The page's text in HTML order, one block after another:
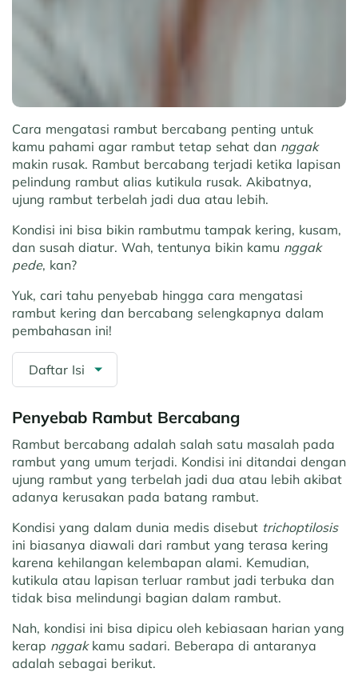
Cara mengatasi rambut bercabang penting untuk
kamu pahami agar rambut tetap sehat dan nggak
makin rusak. Rambut bercabang terjadi ketika lapisan
pelindung rambut alias kutikula rusak. Akibatnya,
ujung rambut terbelah jadi dua atau lebih.
Kondisi ini bisa bikin rambutmu tampak kering, kusam,
dan susah diatur. Wah, tentunya bikin kamu nggak
pede, kan?
Yuk, cari tahu penyebab hingga cara mengatasi
rambut kering dan bercabang selengkapnya dalam
pembahasan ini!
Daftar Isi
Penyebab Rambut Bercabang
Rambut bercabang adalah salah satu masalah pada
rambut yang umum terjadi. Kondisi ini ditandai dengan
ujung rambut yang terbelah jadi dua atau lebih akibat
adanya kerusakan pada batang rambut.
Kondisi yang dalam dunia medis disebut trichoptilosis
ini biasanya diawali dari rambut yang terasa kering
karena kehilangan kelembapan alami. Kemudian,
kutikula atau lapisan terluar rambut jadi terbuka dan
tidak bisa melindungi bagian dalam rambut.
Nah, kondisi ini bisa dipicu oleh kebiasaan harian yang
kerap nggak kamu sadari. Beberapa di antaranya
adalah sebagai berikut.